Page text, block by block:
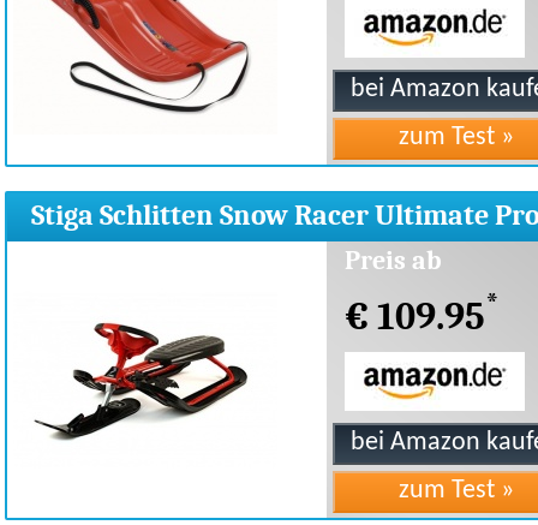
Stiga Schlitten Snow Racer Ultimate
Preis ab
€ 109.95*